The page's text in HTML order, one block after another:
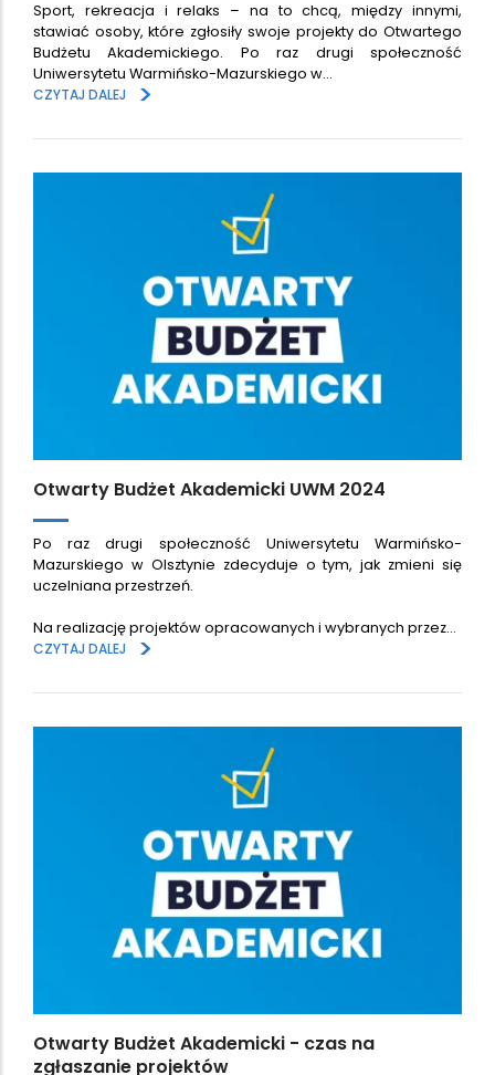
Sport, rekreacja i relaks – na to chcą, między innymi,
stawiać osoby, które zgłosiły swoje projekty do Otwartego
Budżetu Akademickiego. Po raz drugi społeczność
Uniwersytetu Warmińsko-Mazurskiego w…
CZYTAJ DALEJ
>
Otwarty Budżet Akademicki UWM 2024
Po raz drugi społeczność Uniwersytetu Warmińsko-
Mazurskiego w Olsztynie zdecyduje o tym, jak zmieni się
uczelniana przestrzeń.
Na realizację projektów opracowanych i wybranych przez…
CZYTAJ DALEJ
>
Otwarty Budżet Akademicki - czas na
zgłaszanie projektów